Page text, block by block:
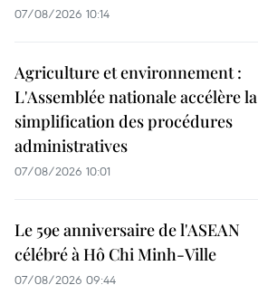
07/08/2026 10:14
Agriculture et environnement :
L'Assemblée nationale accélère la
simplification des procédures
administratives
07/08/2026 10:01
Le 59e anniversaire de l'ASEAN
célébré à Hô Chi Minh-Ville
07/08/2026 09:44